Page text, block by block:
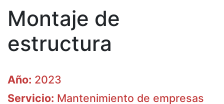
Montaje de
estructura
Año: 2023
Servicio: Mantenimiento de empresas